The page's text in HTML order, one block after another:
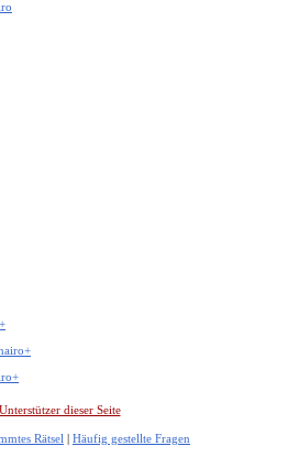
dieser Seite
Rätsel | Häufig gestellte Fragen